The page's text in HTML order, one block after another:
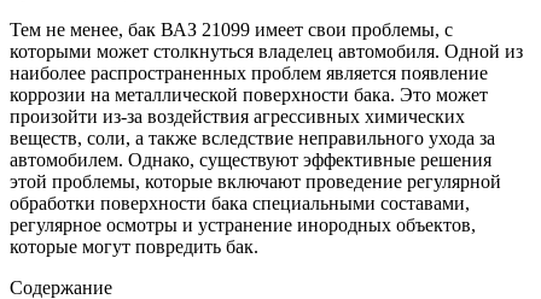
Тем не менее, бак ВАЗ 21099 имеет свои проблемы, с
которыми может столкнуться владелец автомобиля. Одной из
наиболее распространенных проблем является появление
коррозии на металлической поверхности бака. Это может
произойти из-за воздействия агрессивных химических
веществ, соли, а также вследствие неправильного ухода за
автомобилем. Однако, существуют эффективные решения
этой проблемы, которые включают проведение регулярной
обработки поверхности бака специальными составами,
регулярное осмотры и устранение инородных объектов,
которые могут повредить бак.
Содержание